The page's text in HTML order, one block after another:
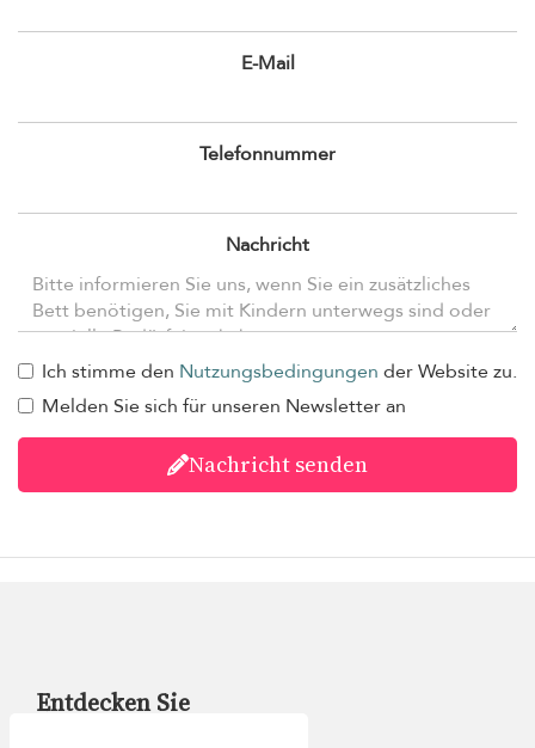
E-Mail
Telefonnummer
Nachricht
Ich stimme den Nutzungsbedingungen der Website zu.
Melden Sie sich für unseren Newsletter an
Nachricht senden
Entdecken Sie